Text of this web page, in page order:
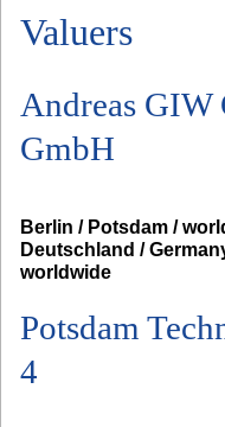
Valuers
Andreas
GmbH
Berlin / Potsdam /
Deutschland /
worldwide
Potsdam
4